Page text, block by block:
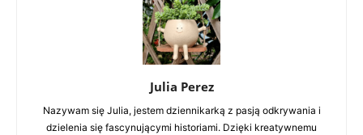
Julia Perez
Nazywam się Julia, jestem dziennikarką z pasją odkrywania i
dzielenia się fascynującymi historiami. Dzięki kreatywnemu